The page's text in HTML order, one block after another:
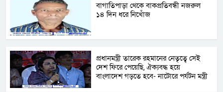
বাগাতিপাড়া থেকে বাকপ্রতিবন্ধী নজরুল
১৪ দিন ধরে নিখোঁজ
প্রধানমন্ত্রী তারেক রহমানের নেতৃত্বে সেই
দেশ ফিরে পেয়েছি, ঐক্যবদ্ধ হয়ে
বাংলাদেশ গড়তে হবে- নাটোরে পর্যটন মন্ত্রী